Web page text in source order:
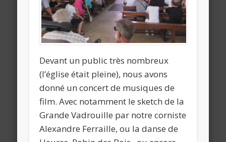
Devant un public très nombreux
(l’église était pleine), nous avons
donné un concert de musiques de
film. Avec notamment le sketch de la
Grande Vadrouille par notre corniste
Alexandre Ferraille, ou la danse de